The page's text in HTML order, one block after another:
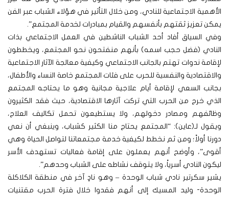
الأهمية الاجتماعية للنادي، ومن خلال التأثير في هؤلاء الشباب عبر الفن
يمكن تعزيز ثقتهم بأنفسهم والقيام بمبادرات لخدمة المجتمع”.
وفي السياق أفاد أحد الشباب الناشطين في العمل الاجتماعي بذات
النادي (فضل حجب اسمه) بأنهم منفتحون نحو المجتمع، ويخططون
لإقامة ندوات تهتم بالجانب الاجتماعي وكيفية معالجة الآثار الاجتماعية
والاقتصادية والنفسية للحرب على فئات المجتمع خاصة النساء والأطفال،
بجانب السعي لإقامة أيام علاجية مجانية وهو ما يحتاجه المجتمع
الذي خرج من الحرب التي تركت آثارها الاقتصادية، حيث فقد الكثيرون
وظائفهم ومصادر دخولهم، ولا يستطيعون تحمل تكاليف العلاج،
ويقول لـ(عاين): “المجتمع يحتاج منا الكثير كشباب، وينبغي أن نعي
دورنا أولاً؛ ومن ثم نخطط لكيفية خدمة مجتمعاتنا لتواصل الحياة وهي
أقوى”، وأوضح أنهم يعملون على إقامة فعاليات تستهدف الأسر
ليكون النادي أسرياً، ولا يتوقف نشاطه على الشباب وحدهم”.
يشير سكرتير نادي شباب الوحدة – وهو نادٍ آخر في منطقة الكلاكلة
الوحدة- وليد المسيك إلى أنهم فقدوا خلال فترة الحرب مقتنيات